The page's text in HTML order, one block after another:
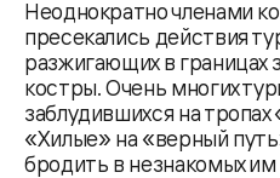
Неоднократно членами
пресекались действия
разжигающих в границах
костры. Очень многих
заблудившихся на
«Хилые» на «верный
бродить в незнакомых им